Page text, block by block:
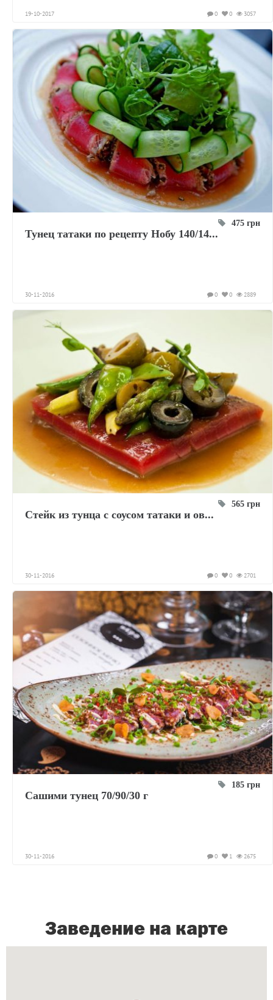
19-10-2017 3057
0
0
475 грн
Тунец татаки по рецепту Нобу 140/14...
30-11-2016 2889
0
0
565 грн
Стейк из тунца с соусом татаки и ов...
30-11-2016 2701
0
0
185 грн
Сашими тунец 70/90/30 г
30-11-2016 2675
1
0
Заведение на карте